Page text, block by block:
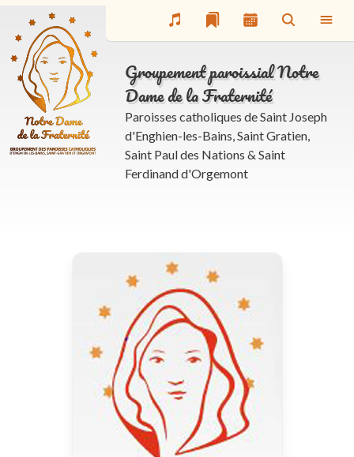
Groupement paroissial Notre
Dame de la Fraternité
Paroisses catholiques de Saint Joseph
d'Enghien-les-Bains, Saint Gratien,
Saint Paul des Nations & Saint
Ferdinand d'Orgemont